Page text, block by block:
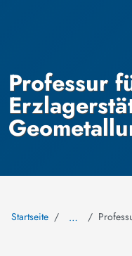
Professur
Startseite …